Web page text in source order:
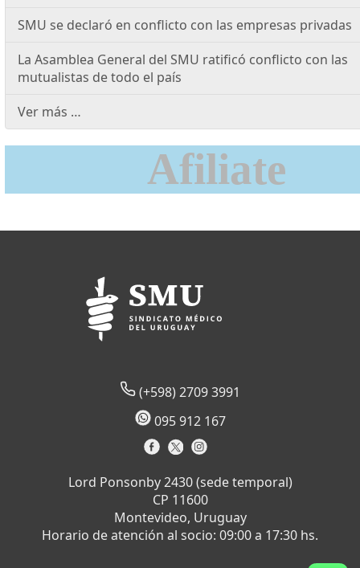
SMU se declaró en conflicto con las empresas privadas
La Asamblea General del SMU ratificó conflicto con las
mutualistas de todo el país
Ver más …
Afiliate
(+598) 2709 3991
095 912 167
Lord Ponsonby 2430 (sede temporal)
CP 11600
Montevideo, Uruguay
Horario de atención al socio: 09:00 a 17:30 hs.